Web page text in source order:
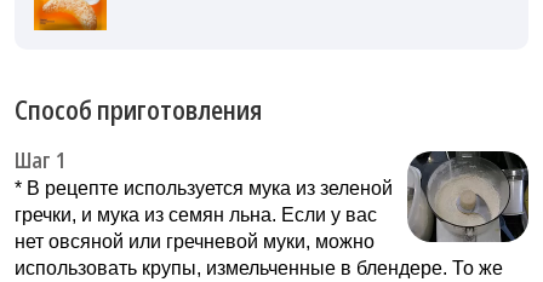
Способ приготовления
Шаг 1
* В рецепте используется мука из зеленой
гречки, и мука из семян льна. Если у вас
нет овсяной или гречневой муки, можно
использовать крупы, измельченные в блендере. То же